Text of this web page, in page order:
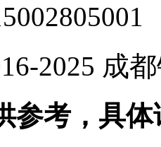
2025 成
参考，具